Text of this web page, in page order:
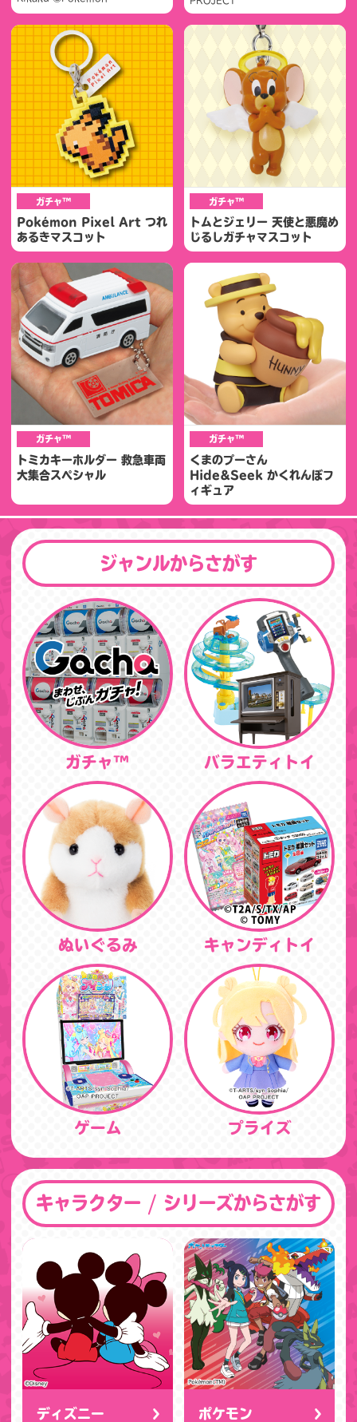
ガチャ™
Pokémon Pixel Art つれ
あるきマスコット
ガチャ™
トムとジェリー 天使と悪魔め
じるしガチャマスコット
ガチャ™
トミカキーホルダー 救急車両
大集合スペシャル
ガチャ™
くまのプーさん
Hide&Seek かくれんぼフ
ィギュア
ジャンルからさがす
ガチャ™ バラエティトイ
ぬいぐるみ キャンディトイ
ゲーム プライズ
キャラクター / シリーズからさがす
ディズニー ポケモン